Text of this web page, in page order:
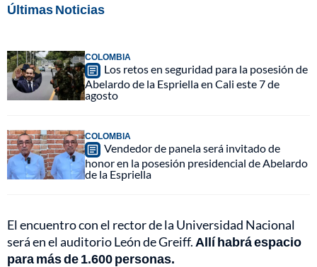
Últimas Noticias
COLOMBIA
Los retos en seguridad para la posesión de
Abelardo de la Espriella en Cali este 7 de
agosto
COLOMBIA
Vendedor de panela será invitado de
honor en la posesión presidencial de Abelardo
de la Espriella
El encuentro con el rector de la Universidad Nacional
será en el auditorio León de Greiff. Allí habrá espacio
para más de 1.600 personas.